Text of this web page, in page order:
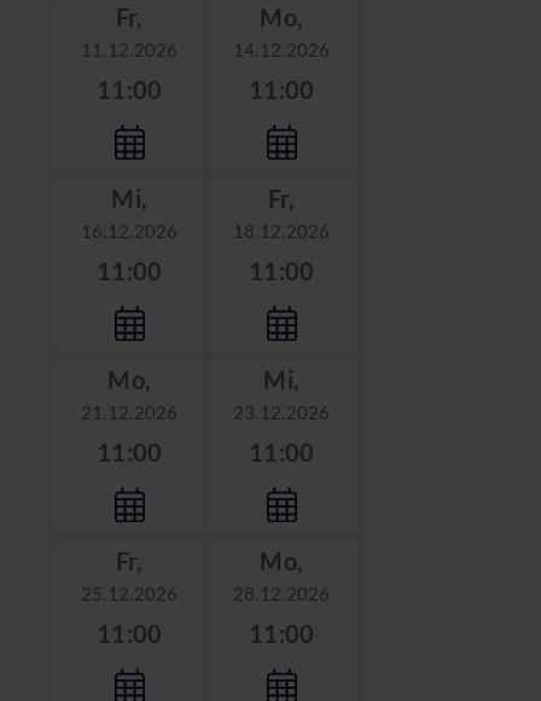
Fr,
11.12.2026
11:00
Mo,
14.12.2026
11:00
Mi,
16.12.2026
11:00
Fr,
18.12.2026
11:00
Mo,
21.12.2026
11:00
Mi,
23.12.2026
11:00
Fr,
25.12.2026
11:00
Mo,
28.12.2026
11:00